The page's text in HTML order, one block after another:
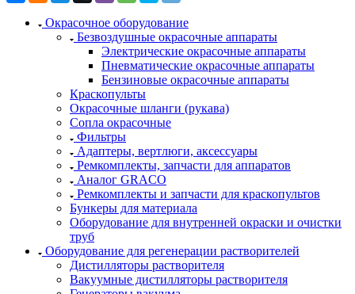
Окрасочное оборудование
Безвоздушные окрасочные аппараты
Электрические окрасочные аппараты
Пневматические окрасочные аппараты
Бензиновые окрасочные аппараты
Краскопульты
Окрасочные шланги (рукава)
Сопла окрасочные
Фильтры
Адаптеры, вертлюги, аксессуары
Ремкомплекты, запчасти для аппаратов
Аналог GRACO
Ремкомплекты и запчасти для краскопультов
Бункеры для материала
Оборудование для внутренней окраски и очистки
труб
Оборудование для регенерации растворителей
Дистилляторы растворителя
Вакуумные дистилляторы растворителя